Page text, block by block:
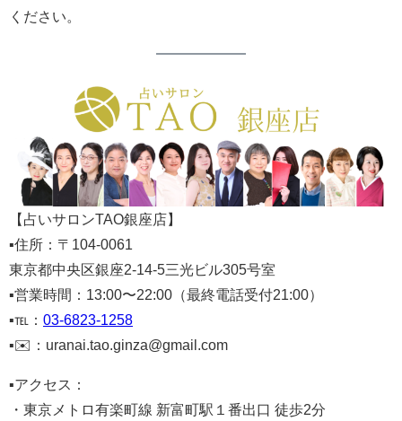
ください。
【占いサロンTAO銀座店】
▪️住所：〒104-0061
東京都中央区銀座2-14-5三光ビル305号室
▪️営業時間：13:00〜22:00（最終電話受付21:00）
▪️℡： 03-6823-1258
▪️✉️：uranai.tao.ginza@gmail.com
▪️アクセス：
・東京メトロ有楽町線 新富町駅１番出口 徒歩2分